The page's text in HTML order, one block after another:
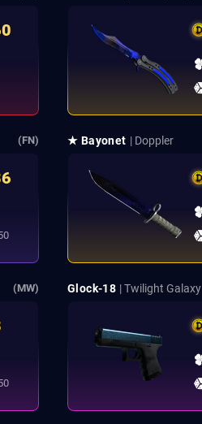
(FN) ★ Bayonet | Doppler
(MW) Glock-18 | Twilight Galaxy